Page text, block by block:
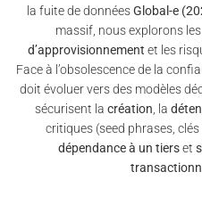
la fuite de donnéesGlobal-e
massif, nous explorons
d’approvisionnement et les
Face à l’obsolescence de la
doit évoluer vers des modèles
sécurisent la création, la
critiques (seed phrases,
dépendance à un tierset